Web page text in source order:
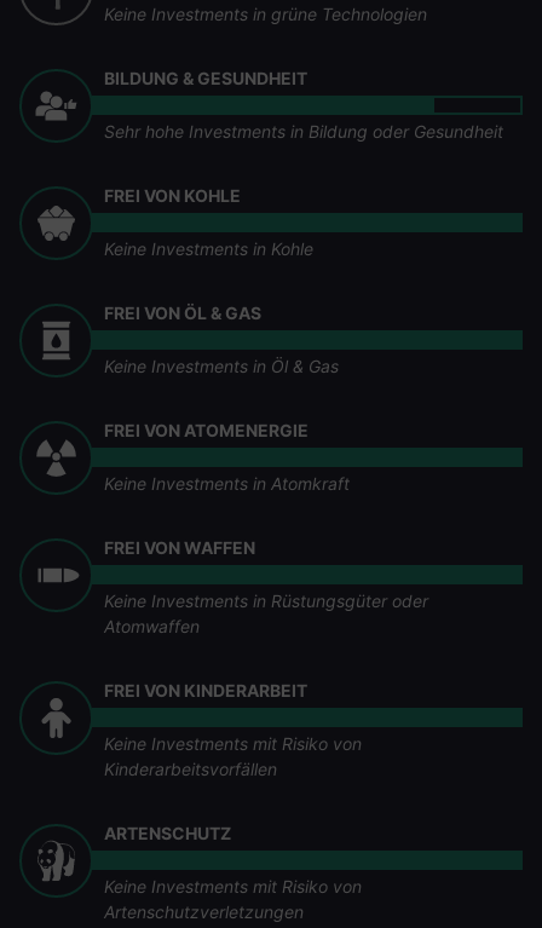
Keine Investments in grüne Technologien
BILDUNG & GESUNDHEIT
Sehr hohe Investments in Bildung oder Gesundheit
FREI VON KOHLE
Keine Investments in Kohle
FREI VON ÖL & GAS
Keine Investments in Öl & Gas
FREI VON ATOMENERGIE
Keine Investments in Atomkraft
FREI VON WAFFEN
Keine Investments in Rüstungsgüter oder
Atomwaffen
FREI VON KINDERARBEIT
Keine Investments mit Risiko von
Kinderarbeitsvorfällen
ARTENSCHUTZ
Keine Investments mit Risiko von
Artenschutzverletzungen